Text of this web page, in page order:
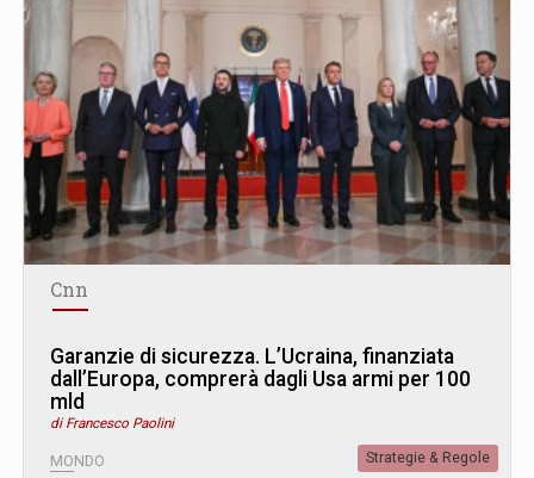
Cnn
Garanzie di sicurezza. L’Ucraina, finanziata
dall’Europa, comprerà dagli Usa armi per 100
mld
di Francesco Paolini
MONDO Strategie & Regole